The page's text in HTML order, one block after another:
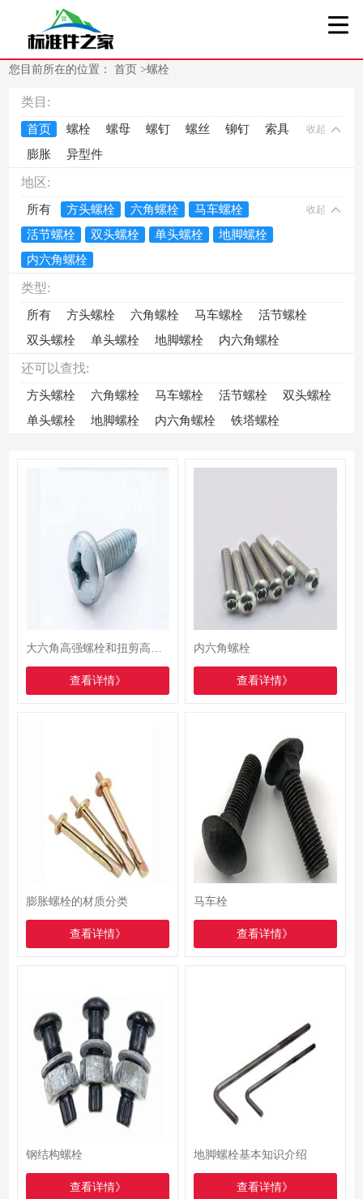
您目前所在的位置：首页>螺栓
类目:
首页 螺栓 螺母 螺钉 螺丝 铆钉
索具
膨胀
异型件
收起
地区:
所有 方头螺栓 六角螺栓
马车螺栓
活节螺栓
双头螺栓 单头螺栓
地脚螺栓
内六角螺栓
收起
类型:
所有 方头螺栓 六角螺栓 马车螺栓
活节螺栓
双头螺栓
单头螺栓 地脚螺栓 内六角螺栓
还可以查找:
方头螺栓 六角螺栓 马车螺栓 活节螺栓
双头螺栓
单头螺栓
地脚螺栓 内六角螺栓 铁塔螺栓
大六角高强螺栓和扭剪高强螺栓的区别
查看详情》
内六角螺栓
查看详情》
膨胀螺栓的材质分类
查看详情》
马车栓
查看详情》
钢结构螺栓
查看详情》
地脚螺栓基本知识介绍
查看详情》